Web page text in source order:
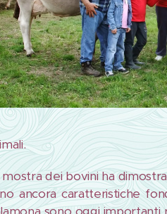
mostra dei bovini ha
ancora caratteristiche